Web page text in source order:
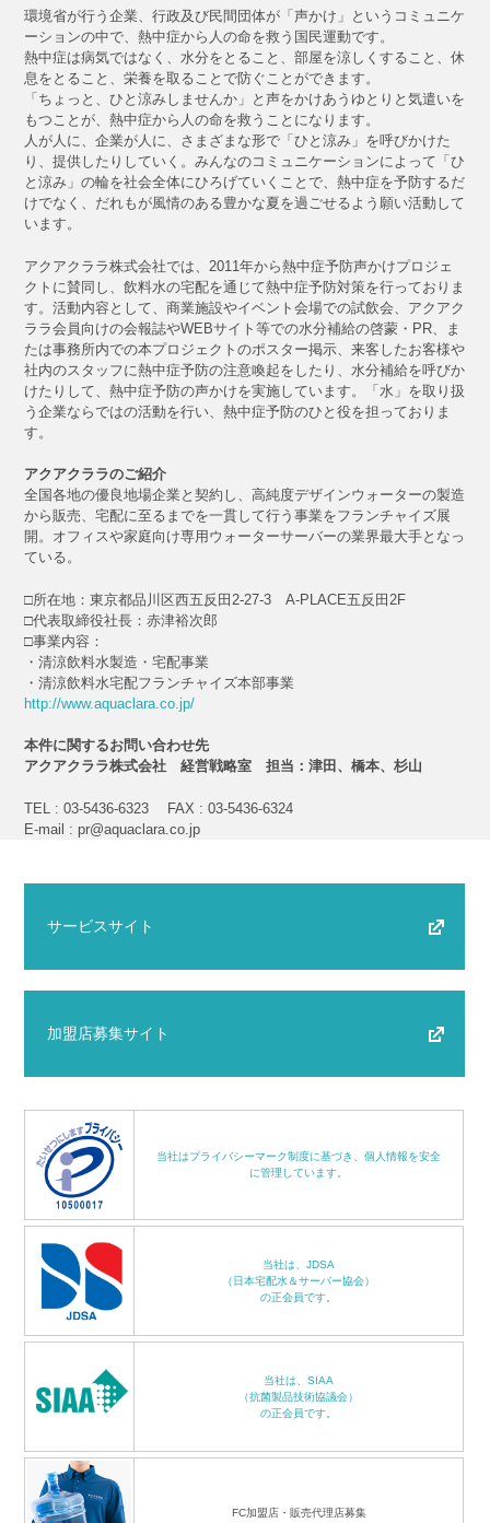
環境省が行う企業、行政及び民間団体が「声かけ」というコミュニケ
ーションの中で、熱中症から人の命を救う国民運動です。
熱中症は病気ではなく、水分をとること、部屋を涼しくすること、休
息をとること、栄養を取ることで防ぐことができます。
「ちょっと、ひと涼みしませんか」と声をかけあうゆとりと気遣いを
もつことが、熱中症から人の命を救うことになります。
人が人に、企業が人に、さまざまな形で「ひと涼み」を呼びかけた
り、提供したりしていく。みんなのコミュニケーションによって「ひ
と涼み」の輪を社会全体にひろげていくことで、熱中症を予防するだ
けでなく、だれもが風情のある豊かな夏を過ごせるよう願い活動して
います。
アクアクララ株式会社では、2011年から熱中症予防声かけプロジェ
クトに賛同し、飲料水の宅配を通じて熱中症予防対策を行っておりま
す。活動内容として、商業施設やイベント会場での試飲会、アクアク
ララ会員向けの会報誌やWEBサイト等での水分補給の啓蒙・PR、ま
たは事務所内での本プロジェクトのポスター掲示、来客したお客様や
社内のスタッフに熱中症予防の注意喚起をしたり、水分補給を呼びか
けたりして、熱中症予防の声かけを実施しています。「水」を取り扱
う企業ならではの活動を行い、熱中症予防のひと役を担っておりま
す。
アクアクララのご紹介
全国各地の優良地場企業と契約し、高純度デザインウォーターの製造
から販売、宅配に至るまでを一貫して行う事業をフランチャイズ展
開。オフィスや家庭向け専用ウォーターサーバーの業界最大手となっ
ている。
□所在地：東京都品川区西五反田2-27-3 A-PLACE五反田2F
□代表取締役社長：赤津裕次郎
□事業内容：
・清涼飲料水製造・宅配事業
・清涼飲料水宅配フランチャイズ本部事業
http://www.aquaclara.co.jp/
本件に関するお問い合わせ先
アクアクララ株式会社 経営戦略室 担当：津田、橋本、杉山
TEL : 03-5436-6323 FAX : 03-5436-6324
E-mail : pr@aquaclara.co.jp
サービスサイト
加盟店募集サイト
当社はプライバシーマーク制度に基づき、個人情報を安全
に管理しています。
当社は、JDSA
（日本宅配水＆サーバー協会）
の正会員です。
当社は、SIAA
（抗菌製品技術協議会）
の正会員です。
FC加盟店・販売代理店募集